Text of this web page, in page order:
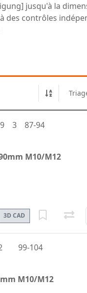
jusqu'à la
des contrôles
M10/M12
3 87-94
3D CAD
M10/M12
99-104